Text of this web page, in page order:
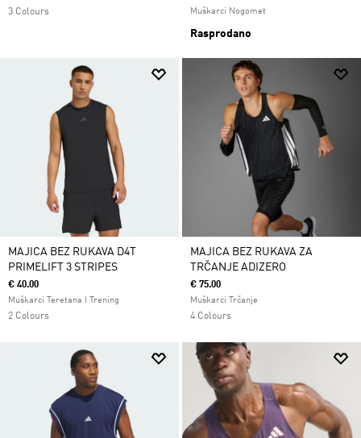
3 Colours Muškarci Nogomet
Rasprodano
MAJICA BEZ RUKAVA D4T
PRIMELIFT 3 STRIPES
€ 40.00
Muškarci Teretana I Trening
2 Colours
MAJICA BEZ RUKAVA ZA
TRČANJE ADIZERO
€ 75.00
Muškarci Trčanje
4 Colours